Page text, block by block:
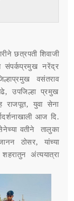
छत्रपती शिवाजी
संपर्कप्रमुख नरेंद्र
वसंतराव
उपजिल्हा प्रमुख
राजपूत, युवा सेना
आज दि.
वतीने तालुका
ठोसर, यांच्या
अंत्ययात्रा